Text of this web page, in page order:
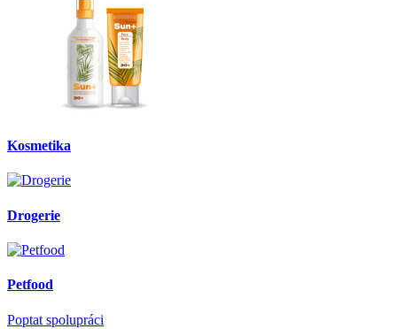
Kosmetika
Drogerie
Petfood
Poptat spolupráci